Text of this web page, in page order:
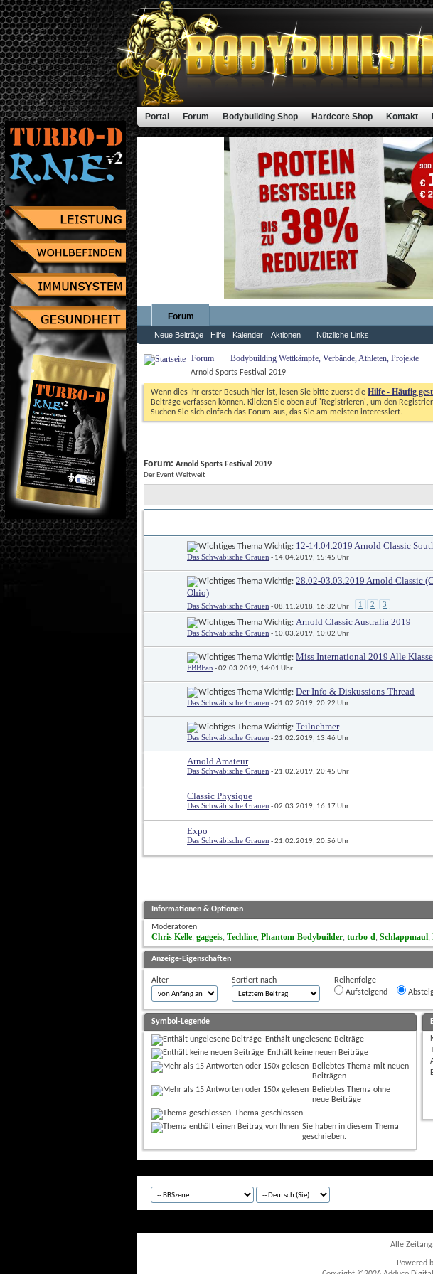
Portal Forum Bodybuilding Shop Hardcore Shop Kontakt
Forum
Neue Beiträge Hilfe Kalender Aktionen Nützliche Links
Forum Bodybuilding Wettkämpfe, Verbände, Athleten, Projekte
Arnold Sports Festival 2019
Wenn dies Ihr erster Besuch hier ist, lesen Sie bitte zuerst die Hilfe - Häufig
Beiträge verfassen können. Klicken Sie oben auf 'Registrieren', um den
Suchen Sie sich einfach das Forum aus, das Sie am meisten interessiert.
Forum: Arnold Sports Festival 2019
Der Event Weltweit
Wichtig: 12-14.04.2019 Arnold Classic
Das Schwäbische Grauen - 14.04.2019, 15:45 Uhr
Wichtig: 28.02-03.03.2019 Arnold Classic
Ohio)
Das Schwäbische Grauen - 08.11.2018, 16:32 Uhr 1 2 3
Wichtig: Arnold Classic Australia 2019
Das Schwäbische Grauen - 10.03.2019, 10:02 Uhr
Wichtig: Miss International 2019 Alle
FBBFan - 02.03.2019, 14:01 Uhr
Wichtig: Der Info & Diskussions-Thread
Das Schwäbische Grauen - 21.02.2019, 20:22 Uhr
Wichtig: Teilnehmer
Das Schwäbische Grauen - 21.02.2019, 13:46 Uhr
Arnold Amateur
Das Schwäbische Grauen - 21.02.2019, 20:45 Uhr
Classic Physique
Das Schwäbische Grauen - 02.03.2019, 16:17 Uhr
Expo
Das Schwäbische Grauen - 21.02.2019, 20:56 Uhr
Informationen & Optionen
Moderatoren
Chris Kelle, gaggeis, Techline, Phantom-Bodybuilder, turbo-d, Schlappmaul,
Anzeige-Eigenschaften
Alter Sortiert nach
Reihenfolge
Aufsteigend
Symbol-Legende
Enthält ungelesene Beiträge
Enthält keine neuen Beiträge
Beliebtes Thema mit neuen
Beiträgen
Beliebtes Thema ohne
neue Beiträge
Thema geschlossen
Sie haben in diesem Thema
geschrieben.
Alle
Powered